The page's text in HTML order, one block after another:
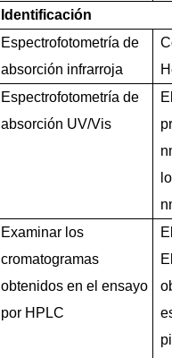
Identificación
Espectrofotometría de
absorción infrarroja
Espectrofotometría de
absorción UV/Vis
Examinar los
cromatogramas
obtenidos en el ensayo
por HPLC